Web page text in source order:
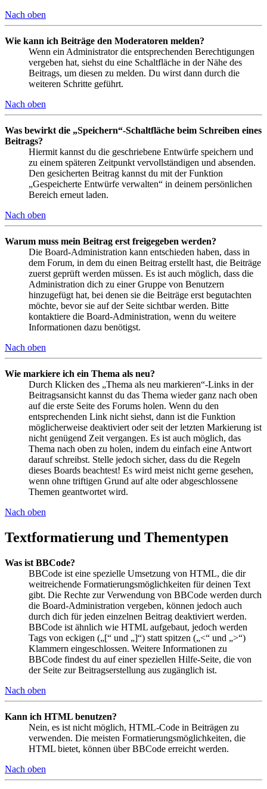
Nach oben
Wie kann ich Beiträge den Moderatoren melden?
Wenn ein Administrator die entsprechenden Berechtigungen
vergeben hat, siehst du eine Schaltfläche in der Nähe des
Beitrags, um diesen zu melden. Du wirst dann durch die
weiteren Schritte geführt.
Nach oben
Was bewirkt die „Speichern“-Schaltfläche beim Schreiben eines
Beitrags?
Hiermit kannst du die geschriebene Entwürfe speichern und
zu einem späteren Zeitpunkt vervollständigen und absenden.
Den gesicherten Beitrag kannst du mit der Funktion
„Gespeicherte Entwürfe verwalten“ in deinem persönlichen
Bereich erneut laden.
Nach oben
Warum muss mein Beitrag erst freigegeben werden?
Die Board-Administration kann entschieden haben, dass in
dem Forum, in dem du einen Beitrag erstellt hast, die Beiträge
zuerst geprüft werden müssen. Es ist auch möglich, dass die
Administration dich zu einer Gruppe von Benutzern
hinzugefügt hat, bei denen sie die Beiträge erst begutachten
möchte, bevor sie auf der Seite sichtbar werden. Bitte
kontaktiere die Board-Administration, wenn du weitere
Informationen dazu benötigst.
Nach oben
Wie markiere ich ein Thema als neu?
Durch Klicken des „Thema als neu markieren“-Links in der
Beitragsansicht kannst du das Thema wieder ganz nach oben
auf die erste Seite des Forums holen. Wenn du den
entsprechenden Link nicht siehst, dann ist die Funktion
möglicherweise deaktiviert oder seit der letzten Markierung ist
nicht genügend Zeit vergangen. Es ist auch möglich, das
Thema nach oben zu holen, indem du einfach eine Antwort
darauf schreibst. Stelle jedoch sicher, dass du die Regeln
dieses Boards beachtest! Es wird meist nicht gerne gesehen,
wenn ohne triftigen Grund auf alte oder abgeschlossene
Themen geantwortet wird.
Nach oben
Textformatierung und Thementypen
Was ist BBCode?
BBCode ist eine spezielle Umsetzung von HTML, die dir
weitreichende Formatierungsmöglichkeiten für deinen Text
gibt. Die Rechte zur Verwendung von BBCode werden durch
die Board-Administration vergeben, können jedoch auch
durch dich für jeden einzelnen Beitrag deaktiviert werden.
BBCode ist ähnlich wie HTML aufgebaut, jedoch werden
Tags von eckigen („[“ und „]“) statt spitzen („<“ und „>“)
Klammern eingeschlossen. Weitere Informationen zu
BBCode findest du auf einer speziellen Hilfe-Seite, die von
der Seite zur Beitragserstellung aus zugänglich ist.
Nach oben
Kann ich HTML benutzen?
Nein, es ist nicht möglich, HTML-Code in Beiträgen zu
verwenden. Die meisten Formatierungsmöglichkeiten, die
HTML bietet, können über BBCode erreicht werden.
Nach oben